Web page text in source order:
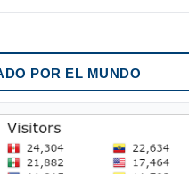
POR EL MUNDO